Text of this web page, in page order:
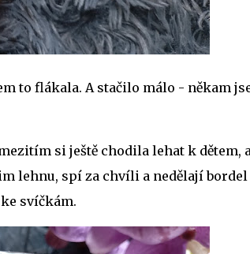
to flákala. A stačilo málo - někam
si ještě chodila lehat k dětem,
lehnu, spí za chvíli a nedělají bordel
svíčkám.